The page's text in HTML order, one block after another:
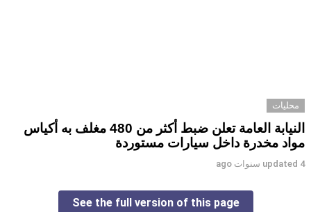
محليات
النيابة العامة تعلن ضبط أكثر من 480 مغلف به أكياس
مواد مخدرة داخل سيارات مستوردة
updated 4 سنوات ago
See the full version of this page